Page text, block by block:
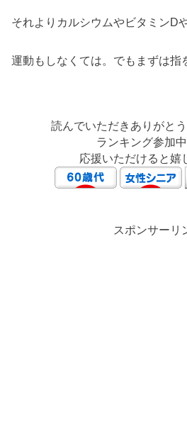
それよりカルシウムやビタミンD
運動もしなくては。でもまずは
読んでいただきありがとう
ランキング参加中
応援いただけると嬉
スポンサーリ